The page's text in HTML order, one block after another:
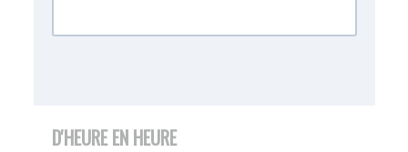
D'HEURE EN HEURE